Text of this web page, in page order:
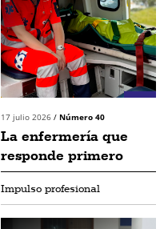
17 julio 2026 / Número 40
La enfermería que
responde primero
Impulso profesional